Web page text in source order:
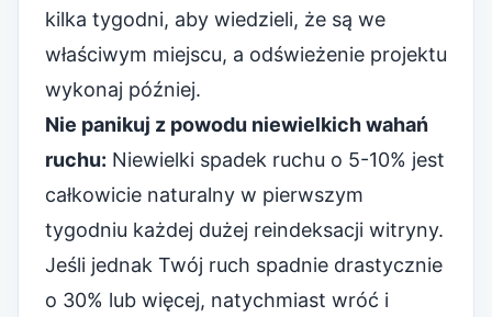
kilka tygodni, aby wiedzieli, że są we
właściwym miejscu, a odświeżenie projektu
wykonaj później.
Nie panikuj z powodu niewielkich wahań
ruchu: Niewielki spadek ruchu o 5-10% jest
całkowicie naturalny w pierwszym
tygodniu każdej dużej reindeksacji witryny.
Jeśli jednak Twój ruch spadnie drastycznie
o 30% lub więcej, natychmiast wróć i